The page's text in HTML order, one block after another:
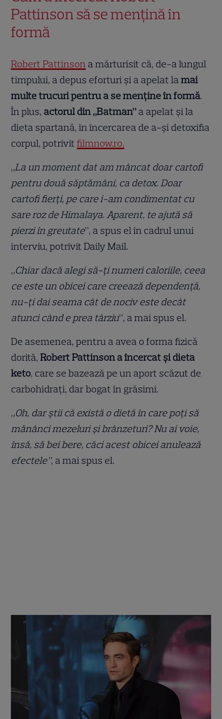
Pattinson să se mențină în
formă
Robert Pattinson a mărturisit că, de-a lungul
timpului, a depus eforturi și a apelat lamai
multe trucuri pentru a se menține în formă.
În plus, actorul din „Batman” a apelat și la
dieta spartană, în încercarea de a-și detoxifia
corpul, potrivitfilmnow.ro.
„La un moment dat am mâncat doar cartofi
pentru două săptămâni, ca detox. Doar
cartofi fierți, pe care i-am condimentat cu
sare roz de Himalaya. Aparent, te ajută să
pierzi în greutate”, a spus el în cadrul unui
interviu, potrivit Daily Mail.
„Chiar dacă alegi să-ți numeri caloriile, ceea
ce este un obicei care creează dependență,
nu-ți dai seama cât de nociv este decât
atunci când e prea târziu”, a mai spus el.
De asemenea, pentru a avea o forma fizică
dorită,Robert Pattinson a încercat și dieta
keto, care se bazează pe un aport scăzut de
carbohidrați, dar bogat în grăsimi.
„Oh, dar știi că există o dietă în care poți să
mănânci mezeluri și brânzeturi? Nu ai voie,
însă, să bei bere, căci acest obicei anulează
efectele”, a mai spus el.